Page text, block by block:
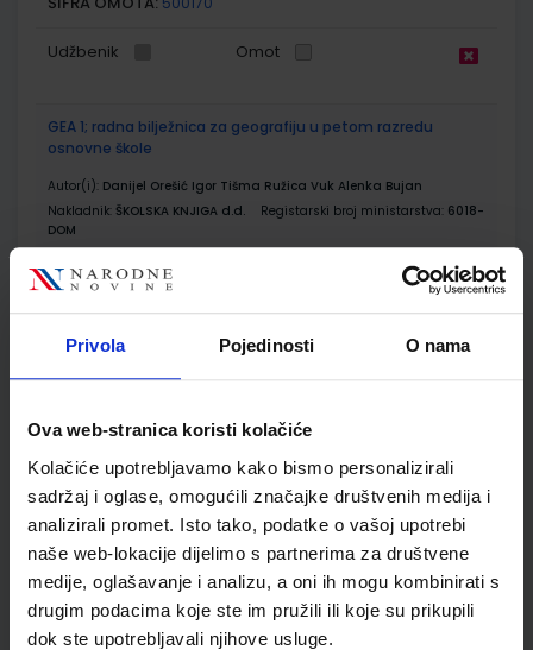
Privola Pojedinosti O nama
Ova web-stranica koristi kolačiće
Kolačiće upotrebljavamo kako bismo personalizirali
sadržaj i oglase, omogućili značajke društvenih medija i
analizirali promet. Isto tako, podatke o vašoj upotrebi
naše web-lokacije dijelimo s partnerima za društvene
medije, oglašavanje i analizu, a oni ih mogu kombinirati s
drugim podacima koje ste im pružili ili koje su prikupili
dok ste upotrebljavali njihove usluge.
Udžbenik Omot
GEA 1; radna bilježnica za geografiju u petom razredu
osnovne škole
Autor(i): Danijel Orešić Igor Tišma Ružica Vuk Alenka Bujan
Nakladnik: ŠKOLSKA KNJIGA d.d. Registarski broj ministarstva: 6018-
DOM
SKU:556173
geografskih vještina
Autor(i): Goran Dragičević
Nakladnik:ŠKOLSKA KNJIGA d.d. Registarski broj ministarstva:
SKU:556521 CIJENA:12,00 €
ŠIFRA OMOTA: